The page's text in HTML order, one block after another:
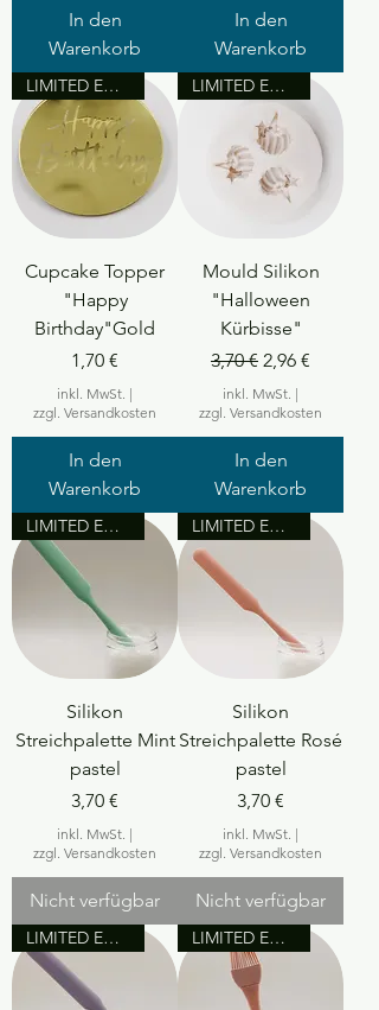
In den
Warenkorb
In den
Warenkorb
LIMITED EDITION
Cupcake Topper
"Happy
Birthday"Gold
Preis
1,70 €
inkl. MwSt. |
zzgl. Versandkosten
In den
Warenkorb
LIMITED EDITION
Mould Silikon
"Halloween
Kürbisse"
Standardpreis
3,70 € Sale-Preis
2,96 €
inkl. MwSt. |
zzgl. Versandkosten
In den
Warenkorb
LIMITED EDITION
Silikon
Streichpalette Mint
pastel
Preis
3,70 €
inkl. MwSt. |
zzgl. Versandkosten
Nicht verfügbar
LIMITED EDITION
Silikon
Streichpalette Rosé
pastel
Preis
3,70 €
inkl. MwSt. |
zzgl. Versandkosten
Nicht verfügbar
LIMITED EDITION LIMITED EDITION